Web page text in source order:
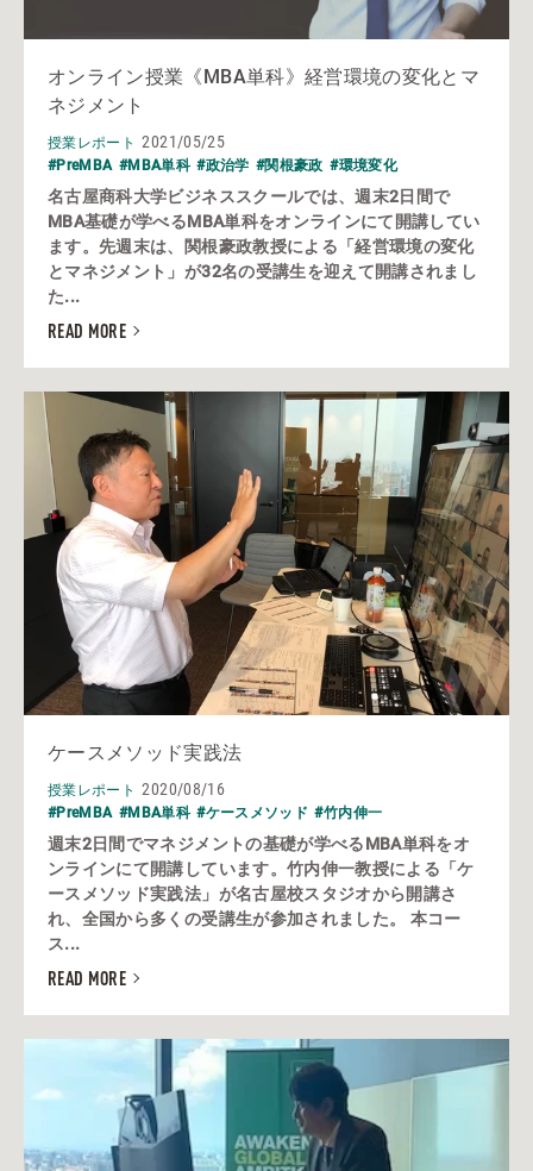
オンライン授業《MBA単科》経営環境の変化とマ
ネジメント
授業レポート 2021/05/25
#PreMBA #MBA単科 #政治学 #関根豪政 #環境変化
名古屋商科大学ビジネススクールでは、週末2日間で
MBA基礎が学べるMBA単科をオンラインにて開講してい
ます。先週末は、関根豪政教授による「経営環境の変化
とマネジメント」が32名の受講生を迎えて開講されまし
た...
READ MORE
ケースメソッド実践法
授業レポート 2020/08/16
#PreMBA #MBA単科 #ケースメソッド #竹内伸一
週末2日間でマネジメントの基礎が学べるMBA単科をオ
ンラインにて開講しています。竹内伸一教授による「ケ
ースメソッド実践法」が名古屋校スタジオから開講さ
れ、全国から多くの受講生が参加されました。 本コー
ス...
READ MORE